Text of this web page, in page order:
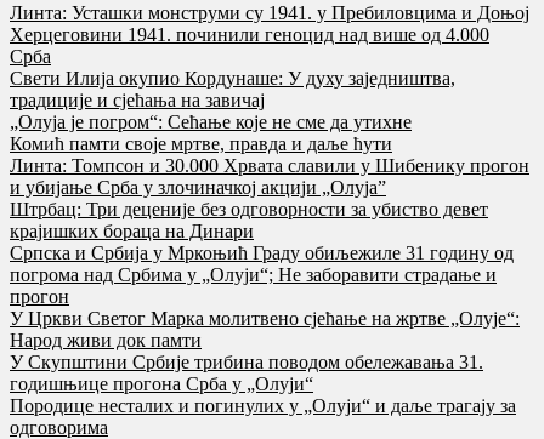
Линта: Усташки монструми су 1941. у Пребиловцима и Доњој
Херцеговини 1941. починили геноцид над више од 4.000
Срба
Свети Илија окупио Кордунаше: У духу заједништва,
традиције и сјећања на завичај
„Олуја је погром“: Сећање које не сме да утихне
Комић памти своје мртве, правда и даље ћути
Линта: Томпсон и 30.000 Хрвата славили у Шибенику прогон
и убијање Срба у злочиначкој акцији „Олуја”
Штрбац: Три деценије без одговорности за убиство девет
крајишких бораца на Динари
Српска и Србија у Мркоњић Граду обиљежиле 31 годину од
погрома над Србима у „Олуји“; Не заборавити страдање и
прогон
У Цркви Светог Марка молитвено сјећање на жртве „Олује“:
Народ живи док памти
У Скупштини Србије трибина поводом обележавања 31.
годишњице прогона Срба у „Олуји“
Породице несталих и погинулих у „Олуји“ и даље трагају за
одговорима